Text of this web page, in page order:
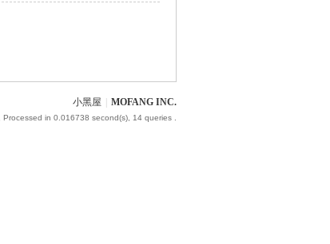
小黑屋 MOFANG INC.
, Processed in 0.016738 second(s), 14 queries .